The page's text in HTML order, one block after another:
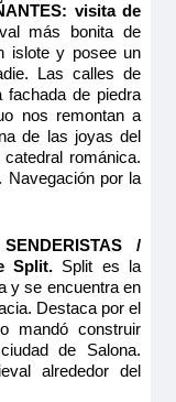
visita de
más bonita de
islote y posee un
Las calles de
de piedra
nos remontan a
de las joyas del
románica.
Navegación por la
/
Split. Split es la
y se encuentra en
Destaca por el
mandó construir
de Salona.
alrededor del